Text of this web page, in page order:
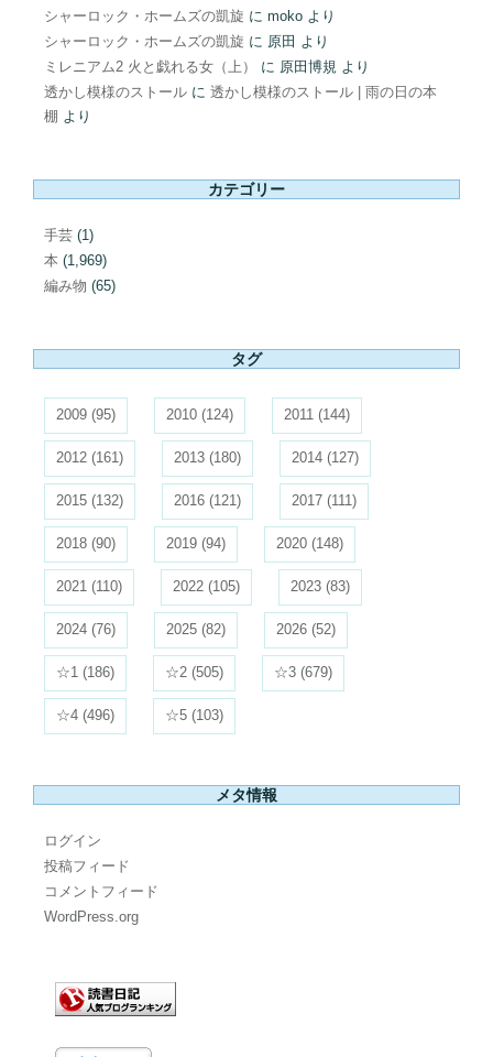
シャーロック・ホームズの凱旋 に moko より
シャーロック・ホームズの凱旋 に 原田 より
ミレニアム2 火と戯れる女（上）
に 原田博規 より
透かし模様のストール に 透かし模様のストール | 雨の日の本
棚 より
カテゴリー
手芸 (1)
本 (1,969)
編み物 (65)
タグ
2009 (95) 2010 (124) 2011 (144)
2012 (161) 2013 (180) 2014 (127)
2015 (132) 2016 (121) 2017 (111)
2018 (90) 2019 (94) 2020 (148)
2021 (110) 2022 (105) 2023 (83)
2024 (76) 2025 (82) 2026 (52)
☆1 (186) ☆2 (505) ☆3 (679)
☆4 (496) ☆5 (103)
メタ情報
ログイン
投稿フィード
コメントフィード
WordPress.org